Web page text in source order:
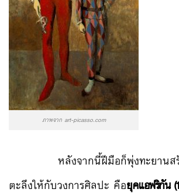
ภาพจาก art-picasso.com
หลังจากนี้ฝีมือก็พุ่งทะยานสร้
ตะลึงให้กับวงการศิลปะ คือยุคแอฟริกัน